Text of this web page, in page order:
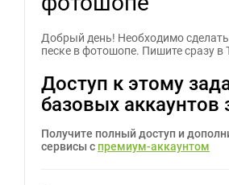
Добрый день! Необходимо
песке в фотошопе. Пишите сразу в
Доступ к этому
базовых аккаунтов
Получите полный доступ и
сервисы с премиум-аккаунтом